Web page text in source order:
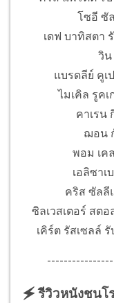
โซอี ซั
เดฟ บาทิสตา
วิน
แบรดลีย์ คูเ
ไมเคิล รูค
คาเรน
ฌอน
พอม เค
เอลิซาเ
คริส ซัลลี
ซิลเวสเตอร์ สต
เคิร์ต รัสเซลล์
🗲 รีวิวหนังชนโ